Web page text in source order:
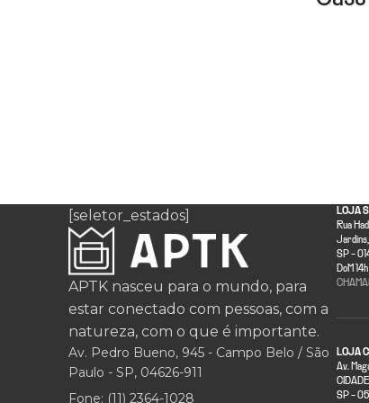
[seletor_estados]
APTK nasceu para o mundo, para
estar conectado com pessoas, com a
natureza, com o que é importante.
Av. Pedro Bueno, 945 - Campo Belo / São
Paulo - SP, 04626-911
Fone: (11) 2364-1028
LOJA
Rua
Jardins,
SP -
DoM
LOJA
Av.
SP -